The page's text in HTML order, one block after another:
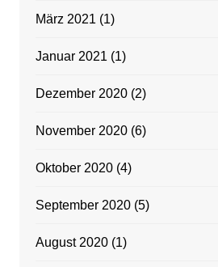
März 2021 (1)
Januar 2021 (1)
Dezember 2020(2)
November 2020(6)
Oktober 2020(4)
September 2020(5)
August 2020(1)